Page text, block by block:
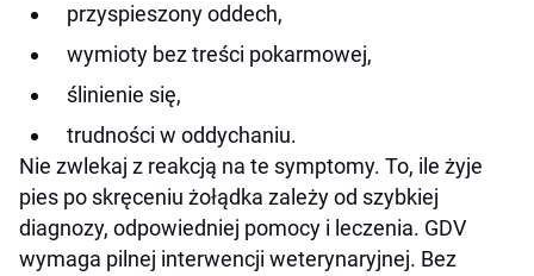
przyspieszony oddech,
wymioty bez treści pokarmowej,
ślinienie się,
trudności w oddychaniu.
Nie zwlekaj z reakcją na te symptomy. To, ile żyje
pies po skręceniu żołądka zależy od szybkiej
diagnozy, odpowiedniej pomocy i leczenia. GDV
wymaga pilnej interwencji weterynaryjnej. Bez